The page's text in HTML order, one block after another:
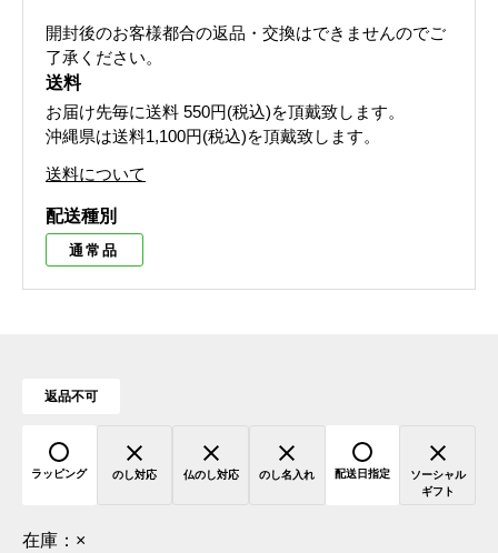
開封後のお客様都合の返品・交換はできませんのでご
了承ください。
送料
お届け先毎に送料 550円(税込)を頂戴致します。
沖縄県は送料1,100円(税込)を頂戴致します。
送料について
配送種別
通常品
返品不可
ラッピング のし対応 仏のし対応 のし名入れ 配送日指定
ソーシャル
ギフト
在庫： ×